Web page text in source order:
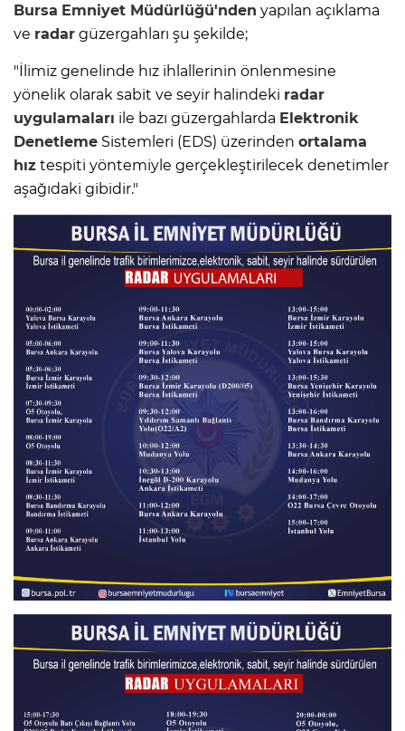
Bursa Emniyet Müdürlüğü'nden yapılan açıklama
ve radar güzergahları şu şekilde;
"İlimiz genelinde hız ihlallerinin önlenmesine
yönelik olarak sabit ve seyir halindeki radar
uygulamaları ile bazı güzergahlarda Elektronik
Denetleme Sistemleri (EDS) üzerinden ortalama
hız tespiti yöntemiyle gerçekleştirilecek denetimler
aşağıdaki gibidir."